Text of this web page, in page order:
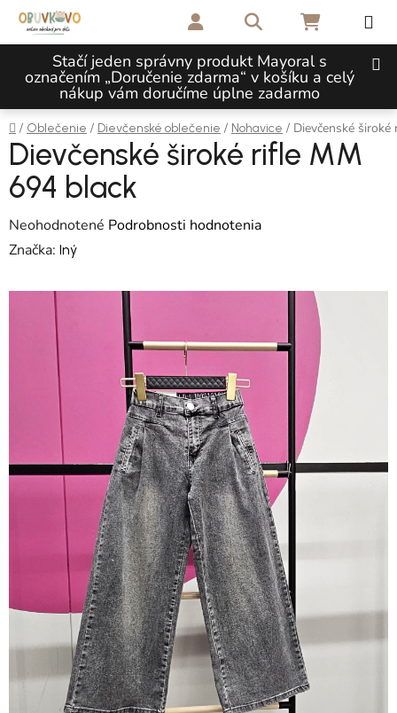
Prejsť na obsah
Stačí jeden správny produkt Mayoral s
označením „Doručenie zdarma“ v košíku a celý
nákup vám doručíme úplne zadarmo
Hľadať NÁKUPNÝ
Domov
/ Oblečenie / Dievčenské oblečenie / Nohavice / Dievčenské
Dievčenské široké rifle MM
694 black
Priemerné hodnotenie produktu je 0,0 z 5 hviezdičiek.
Neohodnotené Podrobnosti hodnotenia
Značka: Iný